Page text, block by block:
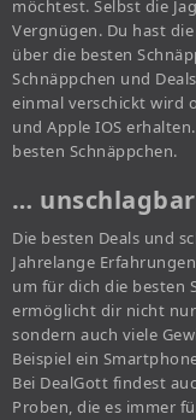
möchtest. Selbst die
Vergnügen. Du hast
über die besten
Schnäppchen und
einmal verschickt wird
und Apple IOS
besten Schnäppchen.
… unschlagbar
Die besten Deals und
Jahrelange
um für dich die besten
ermöglicht dir nicht
sondern auch viele
Beispiel ein
Bei DealGott findest
Proben, die es immer